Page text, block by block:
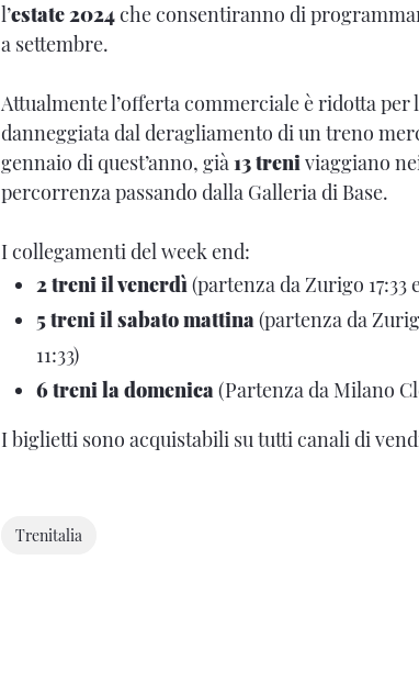
l’estate 2024che consentiranno di
a settembre.
Attualmente l’offerta commerciale è ridotta
danneggiata dal deragliamento di un treno
gennaio di quest’anno, già13 treniviaggiano
percorrenza passando dalla Galleria di Base.
I collegamenti del week end:
2 treni il venerdì(partenza da Zurigo 17:33
5 treni il sabato mattina(partenza da
11:33)
6 treni la domenica(Partenza da Milano
I biglietti sono acquistabili su tutti canali di
Trenitalia